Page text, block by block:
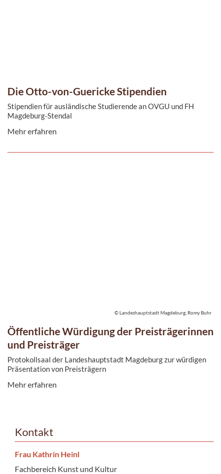
Die Otto-von-Guericke Stipendien
Stipendien für ausländische Studierende an OVGU und FH
Magdeburg-Stendal
Mehr erfahren
Öffentliche Würdigung der Preisträgerinnen
und Preisträger
Protokollsaal der Landeshauptstadt Magdeburg zur würdigen
Präsentation von Preisträgern
Mehr erfahren
© Landeshauptstadt Magdeburg, Romy Buhr
Kontakt
Frau Kathrin Heinl
Fachbereich Kunst und Kultur